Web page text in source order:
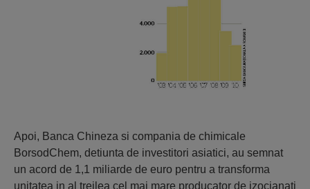
Apoi, Banca Chineza si compania de chimicale
BorsodChem, detiunta de investitori asiatici, au semnat
un acord de 1,1 miliarde de euro pentru a transforma
unitatea in al treilea cel mai mare producator de izocianati